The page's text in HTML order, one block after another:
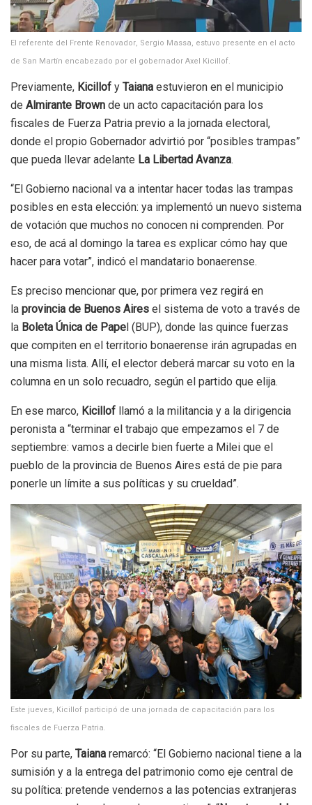
El referente del Frente Renovador, Sergio Massa, estuvo presente en el acto
de San Martín encabezado por el gobernador Axel Kicillof.
Previamente, Kicillof y Taiana estuvieron en el municipio
de Almirante Brown de un acto capacitación para los
fiscales de Fuerza Patria previo a la jornada electoral,
donde el propio Gobernador advirtió por “posibles trampas”
que pueda llevar adelante La Libertad Avanza.
“El Gobierno nacional va a intentar hacer todas las trampas
posibles en esta elección: ya implementó un nuevo sistema
de votación que muchos no conocen ni comprenden. Por
eso, de acá al domingo la tarea es explicar cómo hay que
hacer para votar”, indicó el mandatario bonaerense.
Es preciso mencionar que, por primera vez regirá en
la provincia de Buenos Aires el sistema de voto a través de
la Boleta Única de Pape l (BUP), donde las quince fuerzas
que compiten en el territorio bonaerense irán agrupadas en
una misma lista. Allí, el elector deberá marcar su voto en la
columna en un solo recuadro, según el partido que elija.
En ese marco, Kicillof
llamó a la militancia y a la dirigencia
peronista a “terminar el trabajo que empezamos el 7 de
septiembre: vamos a decirle bien fuerte a Milei que el
pueblo de la provincia de Buenos Aires está de pie para
ponerle un límite a sus políticas y su crueldad”.
Este jueves, Kicillof participó de una jornada de capacitación para los
fiscales de Fuerza Patria.
Por su parte, Taiana remarcó: “El Gobierno nacional tiene a la
sumisión y a la entrega del patrimonio como eje central de
su política: pretende vendernos a las potencias extranjeras